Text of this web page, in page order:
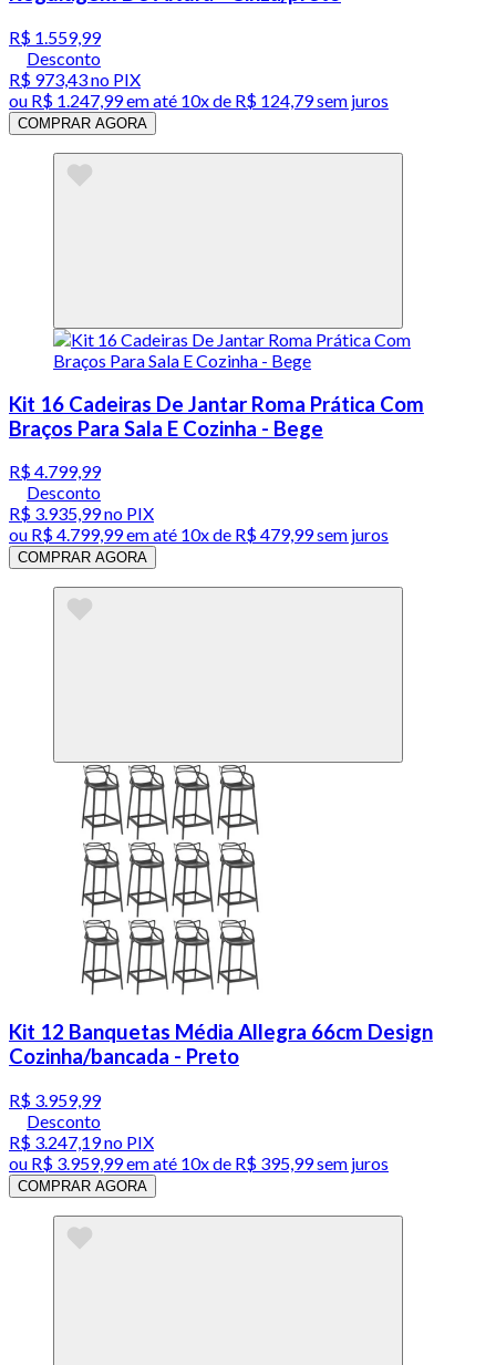
R$ 1.559,99
Desconto
R$ 973,43no PIX
ou R$ 1.247,99em até 10x de R$ 124,79 sem juros
COMPRAR AGORA
Kit 16 Cadeiras De Jantar Roma Prática Com
Braços Para Sala E Cozinha - Bege
R$ 4.799,99
Desconto
R$ 3.935,99no PIX
ou R$ 4.799,99em até 10x de R$ 479,99 sem juros
COMPRAR AGORA
Kit 12 Banquetas Média Allegra 66cm Design
Cozinha/bancada - Preto
R$ 3.959,99
Desconto
R$ 3.247,19no PIX
ou R$ 3.959,99em até 10x de R$ 395,99 sem juros
COMPRAR AGORA